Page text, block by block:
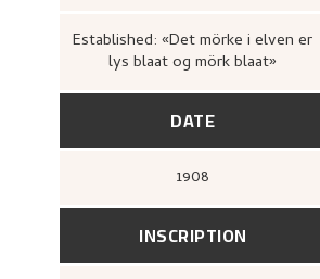
50.
Established: «Det mörke i elven er
lys blaat og mörk blaat»
DATE
1908
INSCRIPTION